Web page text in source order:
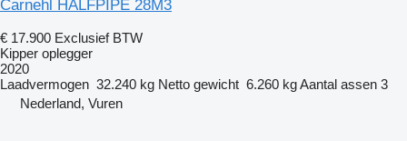
Carnehl HALFPIPE 28M3
€ 17.900 Exclusief BTW
Kipper oplegger
2020
Laadvermogen 32.240 kg Netto gewicht 6.260 kgAantal assen 3
Nederland, Vuren